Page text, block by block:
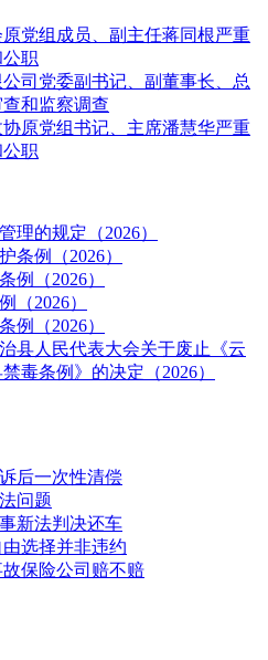
党组成员、副主任蒋同根严重
职
司党委副书记、副董事长、总
和监察调查
原党组书记、主席潘慧华严重
职
理的规定（2026）
条例（2026）
例（2026）
（2026）
例（2026）
县人民代表大会关于废止《云
毒条例》的决定（2026）
后一次性清偿
问题
新法判决还车
选择并非违约
保险公司赔不赔